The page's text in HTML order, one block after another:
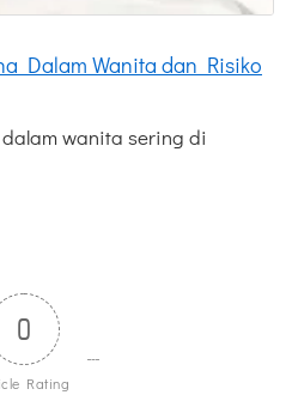
Dalam Wanita dan Risiko
wanita sering di
0
Rating